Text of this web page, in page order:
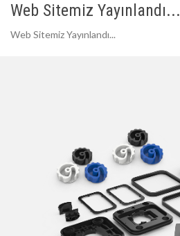
Web Sitemiz Yayınlandı...
Web Sitemiz Yayınlandı...